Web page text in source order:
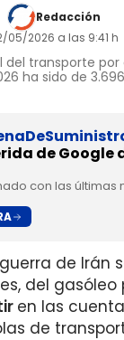
Redacción
05/2026 a las 9:41 h
del transporte
ha sido de
de Google
con las últimas
de Irán
del
en las
de